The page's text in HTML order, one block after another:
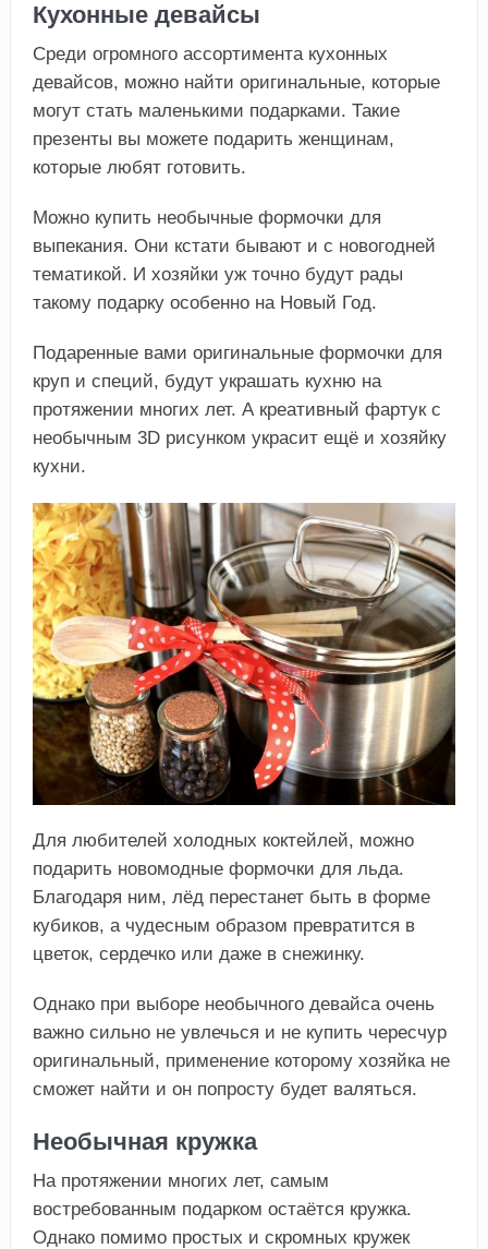
Кухонные девайсы
Среди огромного ассортимента кухонных
девайсов, можно найти оригинальные, которые
могут стать маленькими подарками. Такие
презенты вы можете подарить женщинам,
которые любят готовить.
Можно купить необычные формочки для
выпекания. Они кстати бывают и с новогодней
тематикой. И хозяйки уж точно будут рады
такому подарку особенно на Новый Год.
Подаренные вами оригинальные формочки для
круп и специй, будут украшать кухню на
протяжении многих лет. А креативный фартук с
необычным 3D рисунком украсит ещё и хозяйку
кухни.
Для любителей холодных коктейлей, можно
подарить новомодные формочки для льда.
Благодаря ним, лёд перестанет быть в форме
кубиков, а чудесным образом превратится в
цветок, сердечко или даже в снежинку.
Однако при выборе необычного девайса очень
важно сильно не увлечься и не купить чересчур
оригинальный, применение которому хозяйка не
сможет найти и он попросту будет валяться.
Необычная кружка
На протяжении многих лет, самым
востребованным подарком остаётся кружка.
Однако помимо простых и скромных кружек